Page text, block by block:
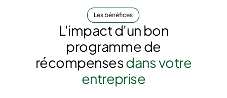
Les bénéfices
L'impact d'un bon
programme de
récompensesdans votre
entreprise